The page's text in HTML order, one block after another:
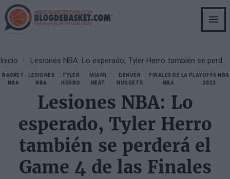
Skip
to
main
Breadcrumb
Inicio Lesiones NBA: Lo esperado, Tyler Herro también se perderá el Game 4 de las Finales
BASKET
NBA
LESIONES
NBA
TYLER
HERRO
MIAMI
HEAT
DENVER
NUGGETS
FINALES DE LA
NBA
PLAYOFFS NBA
2023
Lesiones NBA: Lo
esperado, Tyler Herro
también se perderá el
Game 4 de las Finales